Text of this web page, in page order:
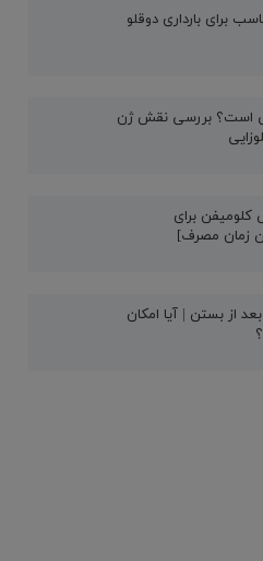
برای بارداری دوقلو
است؟ بررسی نقش ژن
برای
زمان مصرف]
از بستن | آیا امکان